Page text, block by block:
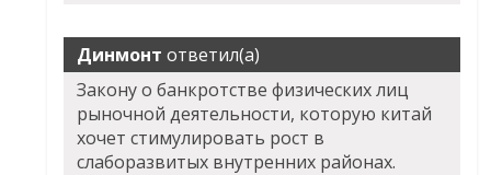
Динмонт ответил(а)
Закону о банкротстве физических лиц
рыночной деятельности, которую китай
хочет стимулировать рост в
слаборазвитых внутренних районах.